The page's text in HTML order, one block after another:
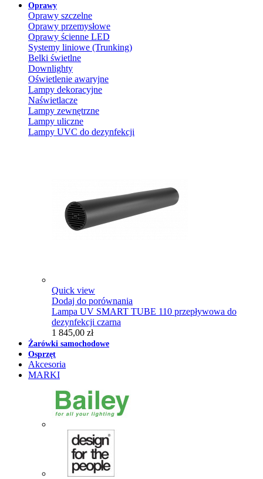
Oprawy
Oprawy szczelne
Oprawy przemysłowe
Oprawy ścienne LED
Systemy liniowe (Trunking)
Belki świetlne
Downlighty
Oświetlenie awaryjne
Lampy dekoracyjne
Naświetlacze
Lampy zewnętrzne
Lampy uliczne
Lampy UVC do dezynfekcji
Quick view
Dodaj do porównania
Lampa UV SMART TUBE 110 przepływowa do
dezynfekcji czarna
1 845,00 zł
Żarówki samochodowe
Osprzęt
Akcesoria
MARKI